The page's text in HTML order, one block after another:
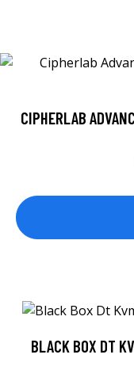
CIPHERLAB
BLACK BOX DT